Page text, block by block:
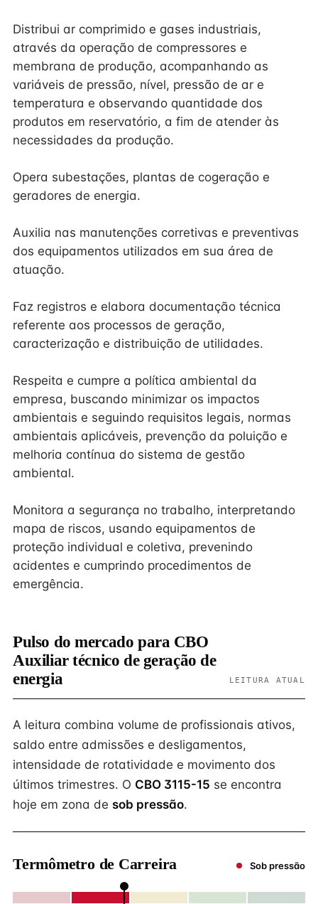
Distribui ar comprimido e gases industriais,
através da operação de compressores e
membrana de produção, acompanhando as
variáveis de pressão, nível, pressão de ar e
temperatura e observando quantidade dos
produtos em reservatório, a fim de atender às
necessidades da produção.
Opera subestações, plantas de cogeração e
geradores de energia.
Auxilia nas manutenções corretivas e preventivas
dos equipamentos utilizados em sua área de
atuação.
Faz registros e elabora documentação técnica
referente aos processos de geração,
caracterização e distribuição de utilidades.
Respeita e cumpre a política ambiental da
empresa, buscando minimizar os impactos
ambientais e seguindo requisitos legais, normas
ambientais aplicáveis, prevenção da poluição e
melhoria contínua do sistema de gestão
ambiental.
Monitora a segurança no trabalho, interpretando
mapa de riscos, usando equipamentos de
proteção individual e coletiva, prevenindo
acidentes e cumprindo procedimentos de
emergência.
Pulso do mercado para CBO
Auxiliar técnico de geração de
energia
LEITURA ATUAL
A leitura combina volume de profissionais ativos,
saldo entre admissões e desligamentos,
intensidade de rotatividade e movimento dos
últimos trimestres. O CBO 3115-15 se encontra
hoje em zona de sob pressão.
Termômetro de Carreira Sob pressão